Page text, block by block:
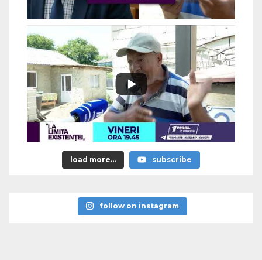
load more... subscribe
follow on instagram